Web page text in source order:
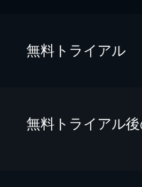
無料トライアル
無料トライアル